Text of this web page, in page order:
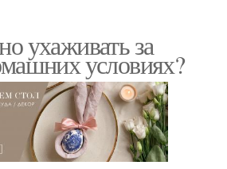
ухаживать за
условиях?